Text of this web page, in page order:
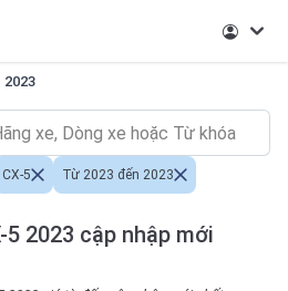
2023
5 2023 cập nhập mới
CX-5 Từ 2023 đến 2023